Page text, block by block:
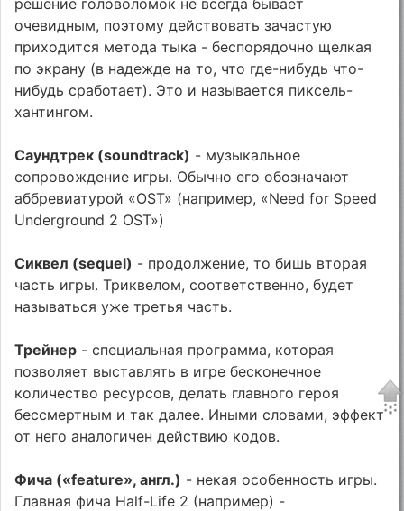
очевидным, поэтому действовать зачастую
приходится метода тыка - беспорядочно щелкая
по экрану (в надежде на то, что где-нибудь что-
нибудь сработает). Это и называется пиксель-
хантингом.
Саундтрек (soundtrack) - музыкальное
сопровождение игры. Обычно его обозначают
аббревиатурой «OST» (например, «Need for Speed
Underground 2 OST»)
Сиквел (sequel) - продолжение, то бишь вторая
часть игры. Триквелом, соответственно, будет
называться уже третья часть.
Трейнер - специальная программа, которая
позволяет выставлять в игре бесконечное
количество ресурсов, делать главного героя
бессмертным и так далее. Иными словами, эффект
от него аналогичен действию кодов.
Фича («feature», англ.) - некая особенность игры.
Главная фича Half-Life 2 (например) -